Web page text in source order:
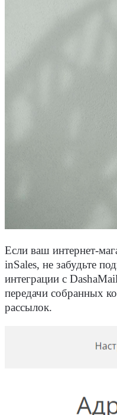
Если ваш интернет-
inSales, не забудьте
интеграции с
передачи собранных
рассылок.